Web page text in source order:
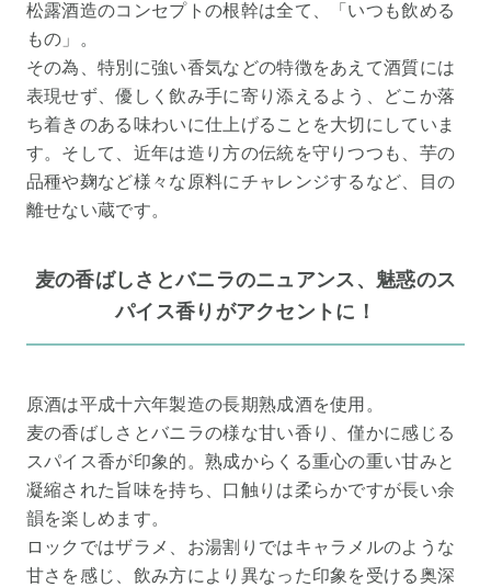
松露酒造のコンセプトの根幹は全て、「いつも飲める
もの」。
その為、特別に強い香気などの特徴をあえて酒質には
表現せず、優しく飲み手に寄り添えるよう、どこか落
ち着きのある味わいに仕上げることを大切にしていま
す。そして、近年は造り方の伝統を守りつつも、芋の
品種や麹など様々な原料にチャレンジするなど、目の
離せない蔵です。
麦の香ばしさとバニラのニュアンス、魅惑のス
パイス香りがアクセントに！
原酒は平成十六年製造の長期熟成酒を使用。
麦の香ばしさとバニラの様な甘い香り、僅かに感じる
スパイス香が印象的。熟成からくる重心の重い甘みと
凝縮された旨味を持ち、口触りは柔らかですが長い余
韻を楽しめます。
ロックではザラメ、お湯割りではキャラメルのような
甘さを感じ、飲み方により異なった印象を受ける奥深